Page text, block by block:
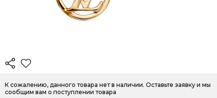
К сожалению, данного товара нет в наличии. Оставьте заявку и мы
сообщим вам о поступлении товара